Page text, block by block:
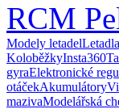
RCM
Modely letadelLetadla
KoloběžkyInsta360
gyraElektronické
otáčekAkumulátory
mazivaModelářská